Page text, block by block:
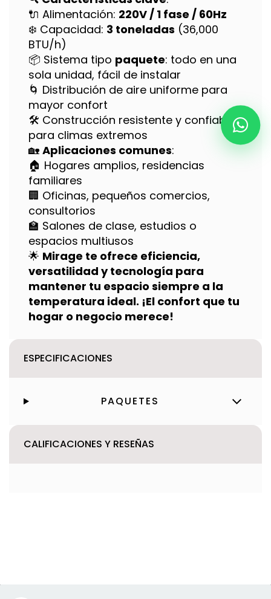
🔌 Alimentación: 220V / 1 fase / 60Hz
❄️ Capacidad: 3 toneladas (36,000
BTU/h)
📦 Sistema tipo paquete: todo en una
sola unidad, fácil de instalar
🌀 Distribución de aire uniforme para
mayor confort
🛠️ Construcción resistente y confiable
para climas extremos
🏡 Aplicaciones comunes:
🏠 Hogares amplios, residencias
familiares
🏢 Oficinas, pequeños comercios,
consultorios
🏫 Salones de clase, estudios o
espacios multiusos
🌟 Mirage te ofrece eficiencia,
versatilidad y tecnología para
mantener tu espacio siempre a la
temperatura ideal. ¡El confort que tu
hogar o negocio merece!
ESPECIFICACIONES
PAQUETES
CALIFICACIONES Y RESEÑAS